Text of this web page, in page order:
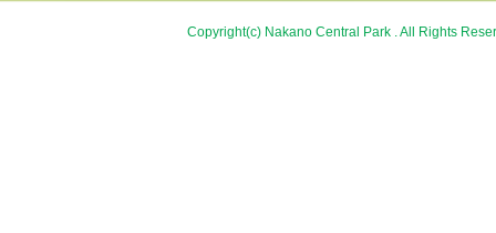
Copyright(c) Nakano Central Park . All Rights